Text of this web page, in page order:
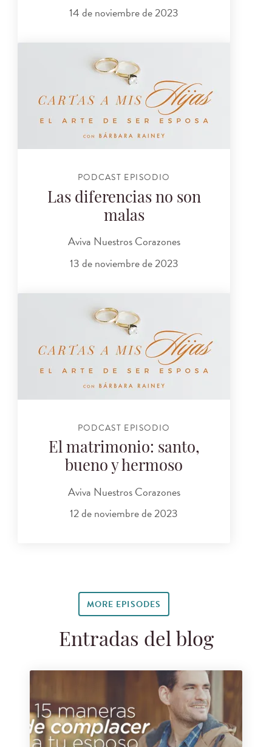
14 de noviembre de 2023
PODCAST EPISODIO
Las diferencias no son
malas
Aviva Nuestros Corazones
13 de noviembre de 2023
PODCAST EPISODIO
El matrimonio: santo,
bueno y hermoso
Aviva Nuestros Corazones
12 de noviembre de 2023
MORE EPISODES
Entradas del blog